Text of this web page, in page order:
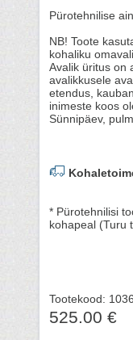
Pürotehnilise
NB! Toote
kohaliku
Avalik üritus on
avalikkusele
etendus,
inimeste koos
Sünnipäev,
* Pürotehnilisi
kohapeal (Turu
Tootekood:
525.00 €